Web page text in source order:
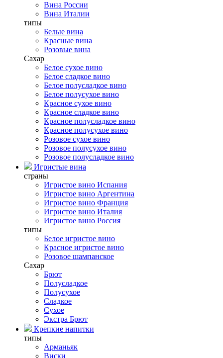
Вина России
Вина Италии
типы
Белые вина
Красные вина
Розовые вина
Сахар
Белое сухое вино
Белое сладкое вино
Белое полусладкое вино
Белое полусухое вино
Красное сухое вино
Красное сладкое вино
Красное полусладкое вино
Красное полусухое вино
Розовое сухое вино
Розовое полусухое вино
Розовое полусладкое вино
Игристые вина
страны
Игристое вино Испания
Игристое вино Аргентина
Игристое вино Франция
Игристое вино Италия
Игристое вино Россия
типы
Белое игристое вино
Красное игристое вино
Розовое шампанское
Сахар
Брют
Полусладкое
Полусухое
Сладкое
Сухое
Экстра Брют
Крепкие напитки
типы
Арманьяк
Виски